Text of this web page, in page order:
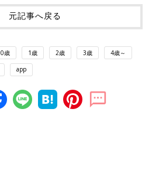
元記事へ戻る
0歳 1歳 2歳 3歳 4歳～
app